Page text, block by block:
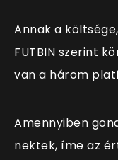
Annak a
FUTBIN szerint
van a három
Amennyiben
nektek, íme az